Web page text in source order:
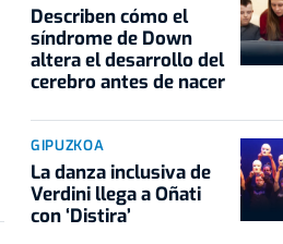
Describen cómo el
síndrome de Down
altera el desarrollo del
cerebro antes de nacer
GIPUZKOA
La danza inclusiva de
Verdini llega a Oñati
con ‘Distira’